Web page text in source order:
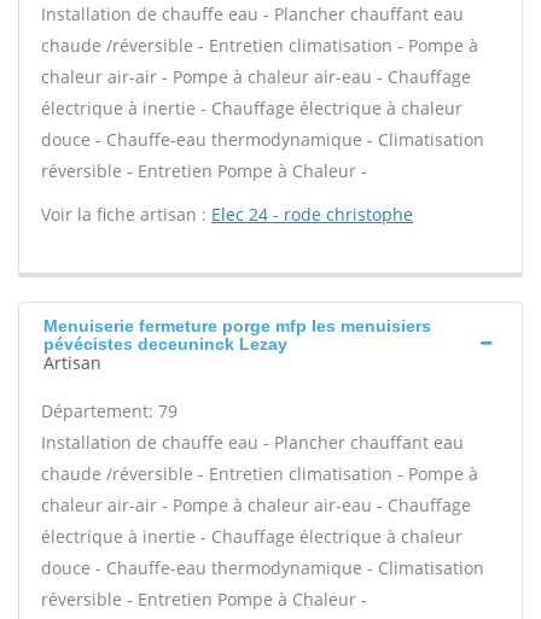
Installation de chauffe eau - Plancher chauffant eau
chaude /réversible - Entretien climatisation - Pompe à
chaleur air-air - Pompe à chaleur air-eau - Chauffage
électrique à inertie - Chauffage électrique à chaleur
douce - Chauffe-eau thermodynamique - Climatisation
réversible - Entretien Pompe à Chaleur -
Voir la fiche artisan : Elec 24 - rode christophe
Menuiserie fermeture porge mfp les menuisiers
pévécistes deceuninck Lezay
Artisan
Département: 79
Installation de chauffe eau - Plancher chauffant eau
chaude /réversible - Entretien climatisation - Pompe à
chaleur air-air - Pompe à chaleur air-eau - Chauffage
électrique à inertie - Chauffage électrique à chaleur
douce - Chauffe-eau thermodynamique - Climatisation
réversible - Entretien Pompe à Chaleur -